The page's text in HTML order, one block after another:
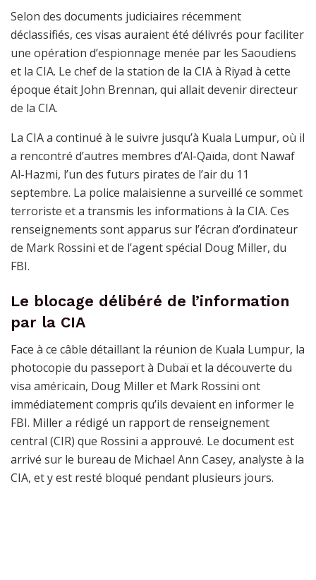
Selon des documents judiciaires récemment
déclassifiés, ces visas auraient été délivrés pour faciliter
une opération d’espionnage menée par les Saoudiens
et la CIA. Le chef de la station de la CIA à Riyad à cette
époque était John Brennan, qui allait devenir directeur
de la CIA.
La CIA a continué à le suivre jusqu’à Kuala Lumpur, où il
a rencontré d’autres membres d’Al-Qaïda, dont Nawaf
Al-Hazmi, l’un des futurs pirates de l’air du 11
septembre. La police malaisienne a surveillé ce sommet
terroriste et a transmis les informations à la CIA. Ces
renseignements sont apparus sur l’écran d’ordinateur
de Mark Rossini et de l’agent spécial Doug Miller, du
FBI.
Le blocage délibéré de l’information
par la CIA
Face à ce câble détaillant la réunion de Kuala Lumpur, la
photocopie du passeport à Dubaï et la découverte du
visa américain, Doug Miller et Mark Rossini ont
immédiatement compris qu’ils devaient en informer le
FBI. Miller a rédigé un rapport de renseignement
central (CIR) que Rossini a approuvé. Le document est
arrivé sur le bureau de Michael Ann Casey, analyste à la
CIA, et y est resté bloqué pendant plusieurs jours.